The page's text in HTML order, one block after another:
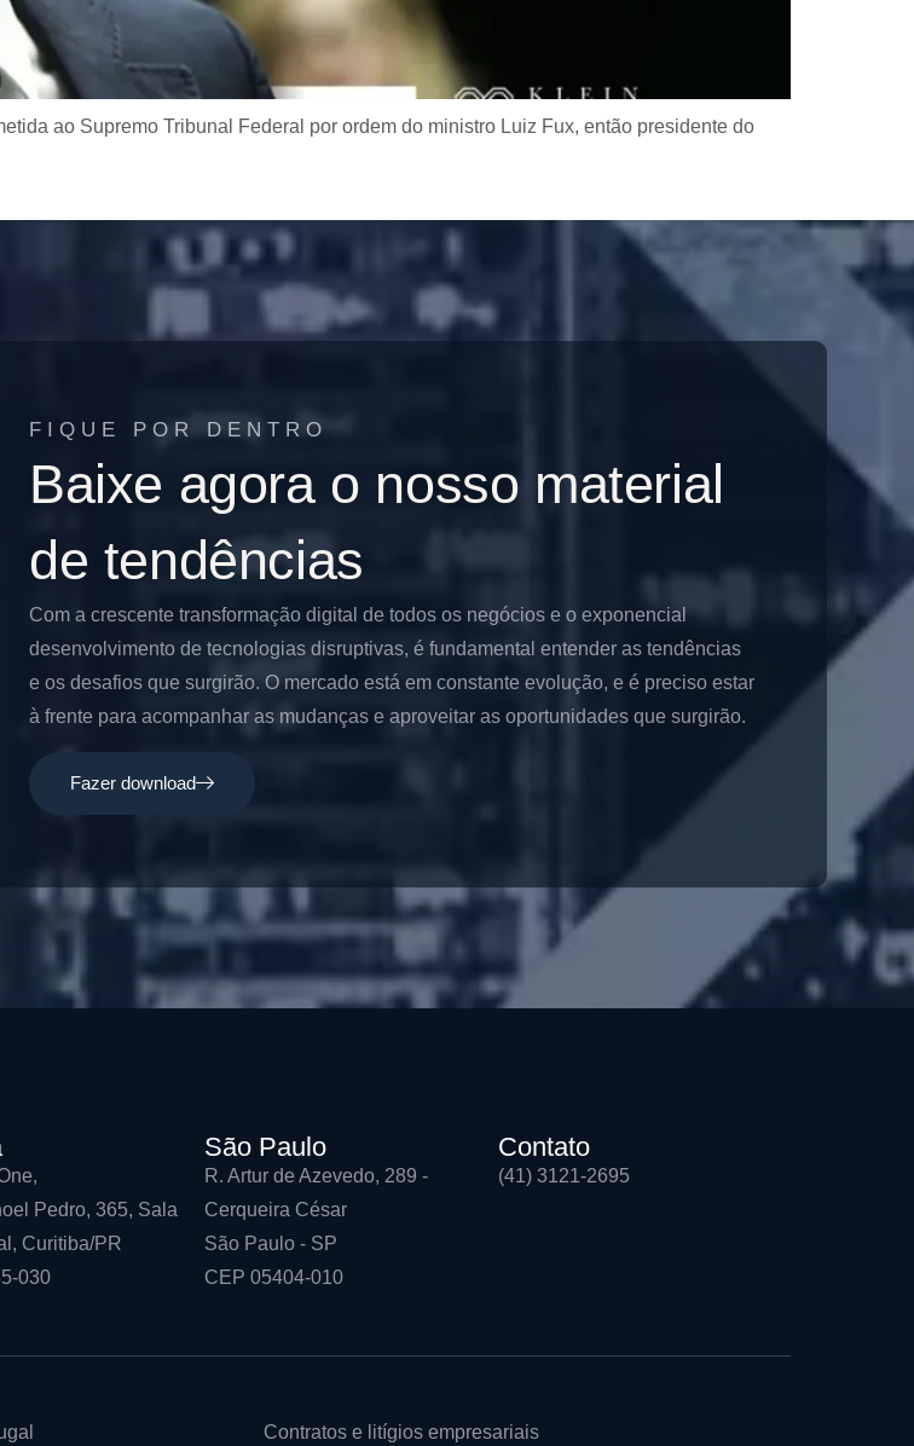
ao Supremo Tribunal Federal por ordem do ministro Luiz Fux, então presidente do
FIQUE POR DENTRO
Baixe agora o nosso material
de tendências
Com a crescente transformação digital de todos os negócios e o exponencial
desenvolvimento de tecnologias disruptivas, é fundamental entender as tendências
e os desafios que surgirão. O mercado está em constante evolução, e é preciso estar
à frente para acompanhar as mudanças e aproveitar as oportunidades que surgirão.
Fazer download
Pedro, 365, Sala
Curitiba/PR
030
São Paulo
R. Artur de Azevedo, 289 -
Cerqueira César
São Paulo - SP
CEP 05404-010
Contato
(41) 3121-2695
Contratos e litígios empresariais